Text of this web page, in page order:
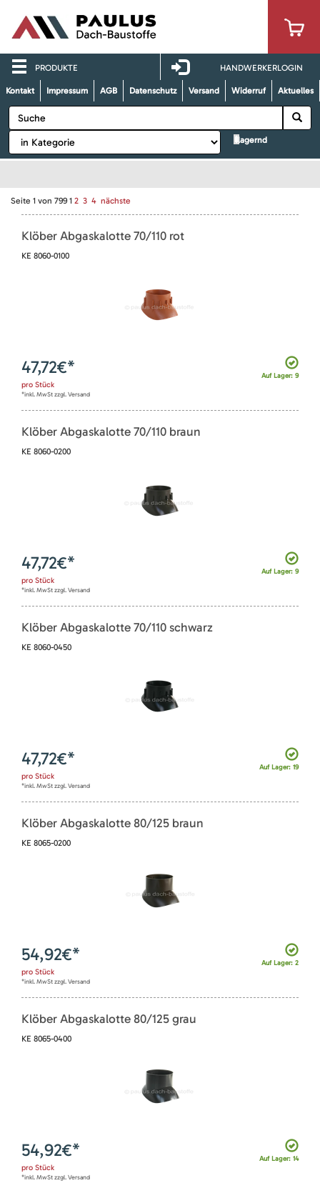
PRODUKTE HANDWERKERLOGIN
Kontakt Impressum AGB Datenschutz Versand Widerruf Aktuelles
lagernd
Seite 1 von 799 1 2 3 4 nächste
Klöber Abgaskalotte 70/110 rot
KE 8060-0100
Auf Lager: 9
47,72€*
pro Stück
*inkl. MwSt zzgl. Versand
Klöber Abgaskalotte 70/110 braun
KE 8060-0200
Auf Lager: 9
47,72€*
pro Stück
*inkl. MwSt zzgl. Versand
Klöber Abgaskalotte 70/110 schwarz
KE 8060-0450
Auf Lager: 19
47,72€*
pro Stück
*inkl. MwSt zzgl. Versand
Klöber Abgaskalotte 80/125 braun
KE 8065-0200
Auf Lager: 2
54,92€*
pro Stück
*inkl. MwSt zzgl. Versand
Klöber Abgaskalotte 80/125 grau
KE 8065-0400
Auf Lager: 14
54,92€*
pro Stück
*inkl. MwSt zzgl. Versand